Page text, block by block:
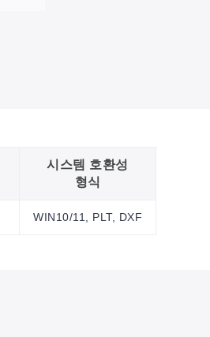
시스템 호환성
형식
WIN10/11, PLT, DXF